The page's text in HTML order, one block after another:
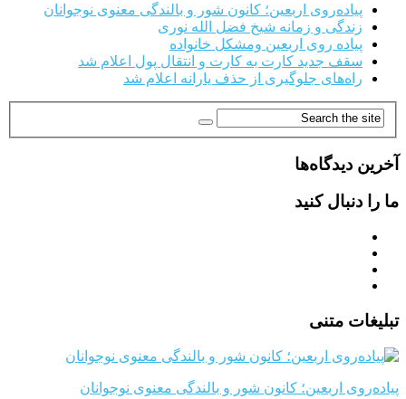
پیاده‌روی اربعین؛ کانون شور و بالندگی معنوی نوجوانان
زندگی و زمانه شیخ فضل الله نوری
پیاده روی اربعین ومشکل خانواده
سقف جدید کارت به کارت و انتقال پول اعلام شد
راه‌های جلوگیری از حذف یارانه اعلام شد
آخرین دیدگاه‌ها
ما را دنبال کنید
تبلیغات متنی
پیاده‌روی اربعین؛ کانون شور و بالندگی معنوی نوجوانان